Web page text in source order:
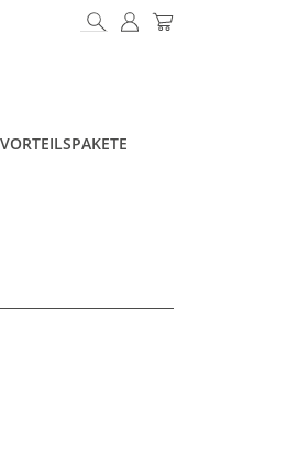
VORTEILSPAKETE